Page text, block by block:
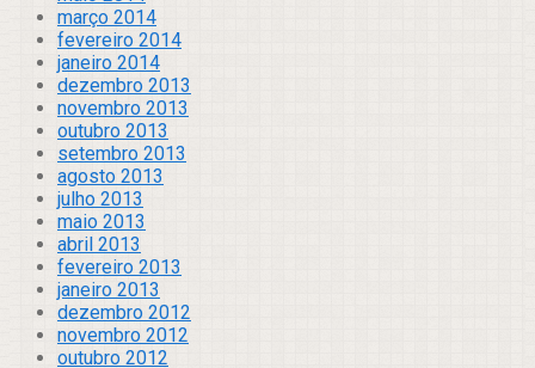
março 2014
fevereiro 2014
janeiro 2014
dezembro 2013
novembro 2013
outubro 2013
setembro 2013
agosto 2013
julho 2013
maio 2013
abril 2013
fevereiro 2013
janeiro 2013
dezembro 2012
novembro 2012
outubro 2012